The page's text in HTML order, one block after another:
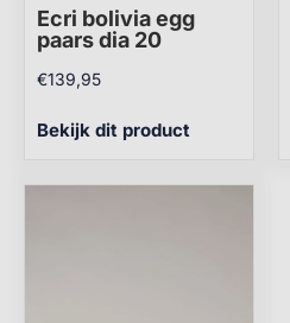
Ecri bolivia egg
paars dia 20
€139,95
Bekijk dit product